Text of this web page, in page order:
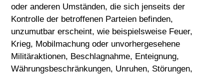
oder anderen Umständen, die sich jenseits der
Kontrolle der betroffenen Parteien befinden,
unzumutbar erscheint, wie beispielsweise Feuer,
Krieg, Mobilmachung oder unvorhergesehene
Militäraktionen, Beschlagnahme, Enteignung,
Währungsbeschränkungen, Unruhen, Störungen,